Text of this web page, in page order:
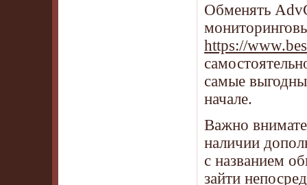
Обменять
https://
самые
начале.
Важно
наличии
с названием
зайти